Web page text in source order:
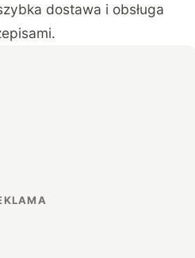
dostawa i obsługa